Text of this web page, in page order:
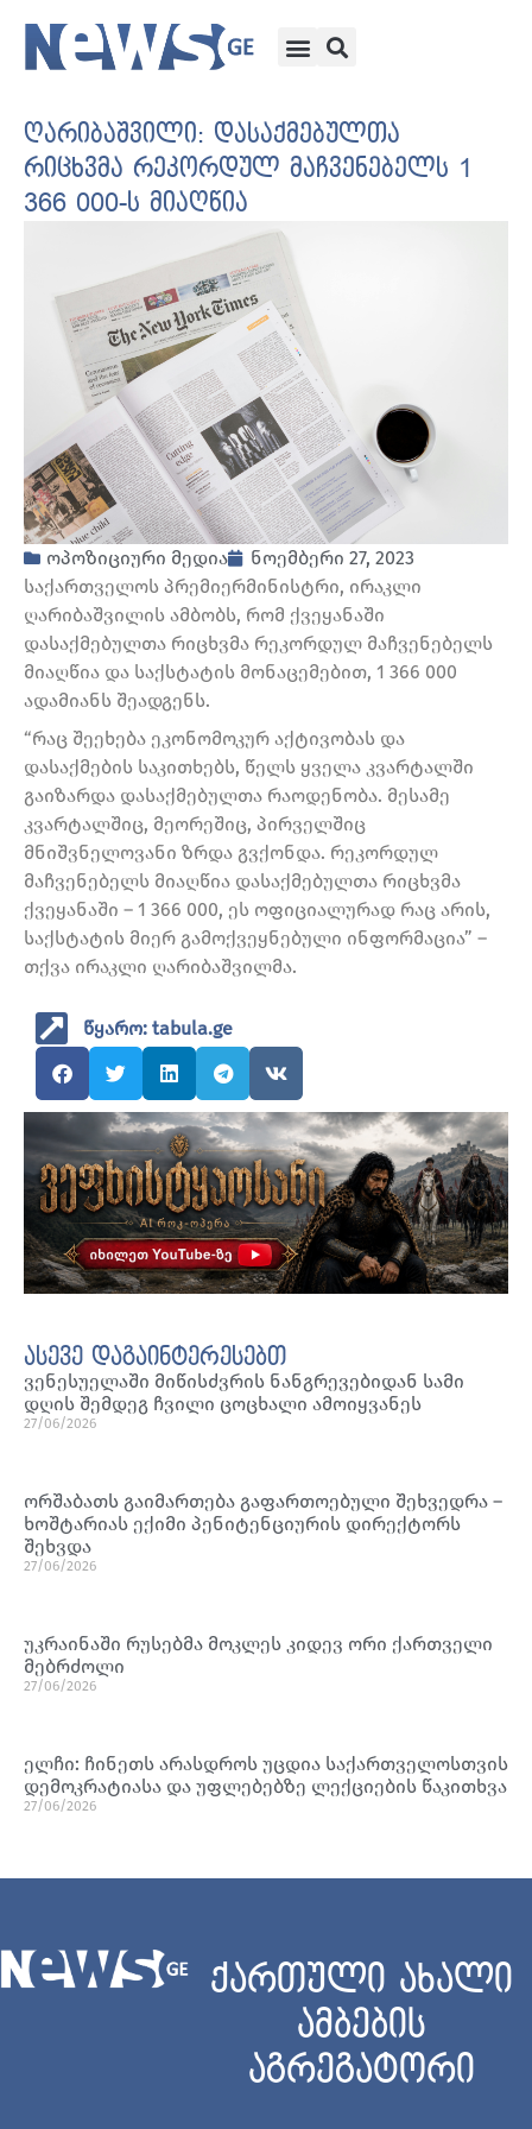
ღარიბაშვილი: დასაქმებულთა
რიცხვმა რეკორდულ მაჩვენებელს 1
366 000-ს მიაღწია
ოპოზიციური მედია
ნოემბერი 27, 2023
საქართველოს პრემიერმინისტრი, ირაკლი
ღარიბაშვილის ამბობს, რომ ქვეყანაში
დასაქმებულთა რიცხვმა რეკორდულ მაჩვენებელს
მიაღწია და საქსტატის მონაცემებით, 1 366 000
ადამიანს შეადგენს.
“რაც შეეხება ეკონომოკურ აქტივობას და
დასაქმების საკითხებს, წელს ყველა კვარტალში
გაიზარდა დასაქმებულთა რაოდენობა. მესამე
კვარტალშიც, მეორეშიც, პირველშიც
მნიშვნელოვანი ზრდა გვქონდა. რეკორდულ
მაჩვენებელს მიაღწია დასაქმებულთა რიცხვმა
ქვეყანაში – 1 366 000, ეს ოფიციალურად რაც არის,
საქსტატის მიერ გამოქვეყნებული ინფორმაცია” –
თქვა ირაკლი ღარიბაშვილმა.
წყარო: tabula.ge
ასევე დაგაინტერესებთ
ვენესუელაში მიწისძვრის ნანგრევებიდან სამი
დღის შემდეგ ჩვილი ცოცხალი ამოიყვანეს
27/06/2026
ორშაბათს გაიმართება გაფართოებული შეხვედრა –
ხოშტარიას ექიმი პენიტენციურის დირექტორს
შეხვდა
27/06/2026
უკრაინაში რუსებმა მოკლეს კიდევ ორი ქართველი
მებრძოლი
27/06/2026
ელჩი: ჩინეთს არასდროს უცდია საქართველოსთვის
დემოკრატიასა და უფლებებზე ლექციების წაკითხვა
27/06/2026
ქართული ახალი
ამბების
აგრეგატორი